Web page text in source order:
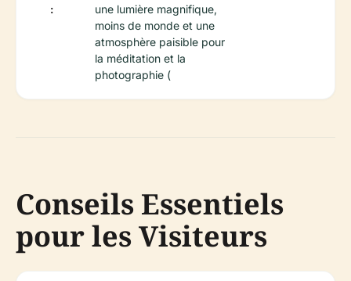
:
une lumière magnifique,
moins de monde et une
atmosphère paisible pour
la méditation et la
photographie (
Conseils Essentiels
pour les Visiteurs